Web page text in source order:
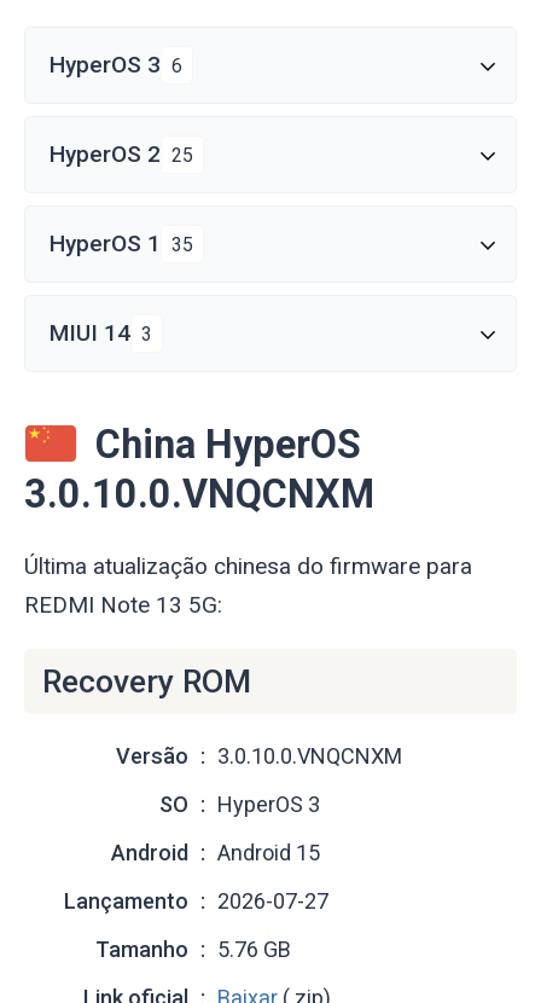
HyperOS 3 6
HyperOS 2 25
HyperOS 1 35
MIUI 14 3
China HyperOS
3.0.10.0.VNQCNXM
Última atualização chinesa do firmware para
REDMI Note 13 5G:
Recovery ROM
Versão
3.0.10.0.VNQCNXM
SO
HyperOS 3
Android
Android 15
Lançamento
2026-07-27
Tamanho
5.76 GB
Link oficial
Baixar (.zip)